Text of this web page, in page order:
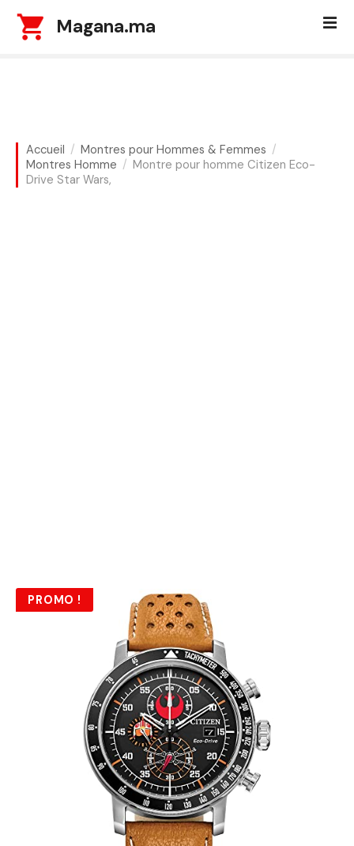
Magana.ma
Accueil
Montres pour Hommes & Femmes
Montres Homme
Montre pour homme Citizen Eco-
Drive Star Wars,
PROMO !